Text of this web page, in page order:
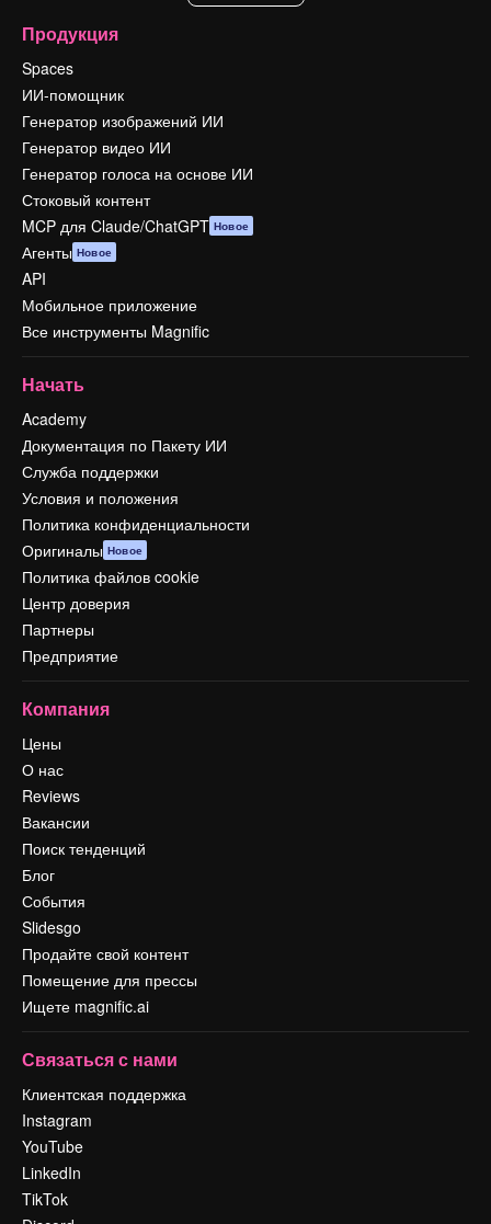
Продукция
Spaces
ИИ-помощник
Генератор изображений ИИ
Генератор видео ИИ
Генератор голоса на основе ИИ
Стоковый контент
MCP для Claude/ChatGPT Новое
Агенты Новое
API
Мобильное приложение
Все инструменты Magnific
Начать
Academy
Документация по Пакету ИИ
Служба поддержки
Условия и положения
Политика конфиденциальности
Оригиналы Новое
Политика файлов cookie
Центр доверия
Партнеры
Предприятие
Компания
Цены
О нас
Reviews
Вакансии
Поиск тенденций
Блог
События
Slidesgo
Продайте свой контент
Помещение для прессы
Ищете magnific.ai
Связаться с нами
Клиентская поддержка
Instagram
YouTube
LinkedIn
TikTok